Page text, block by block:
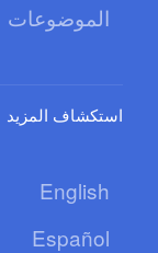
الموضوعات
استكشاف المزيد
English
Español